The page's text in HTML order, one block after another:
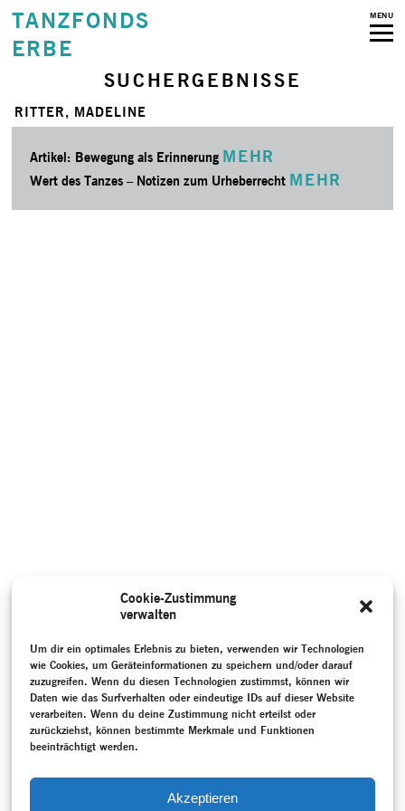
Cookie-Zustimmung
verwalten
Um dir ein optimales Erlebnis zu bieten, verwenden wir Technologien
wie Cookies, um Geräteinformationen zu speichern und/oder darauf
zuzugreifen. Wenn du diesen Technologien zustimmst, können wir
Daten wie das Surfverhalten oder eindeutige IDs auf dieser Website
verarbeiten. Wenn du deine Zustimmung nicht erteilst oder
zurückziehst, können bestimmte Merkmale und Funktionen
beeinträchtigt werden.
Akzeptieren
TANZFONDS
ERBE
MENU
SUCHERGEBNISSE
RITTER, MADELINE
Artikel: Bewegung als Erinnerung MEHR
Wert des Tanzes – Notizen zum Urheberrecht MEHR